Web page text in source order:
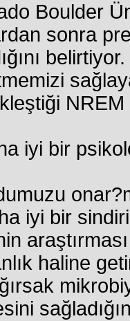
Boulder
sonra
iyi bir
iyi bir
haline